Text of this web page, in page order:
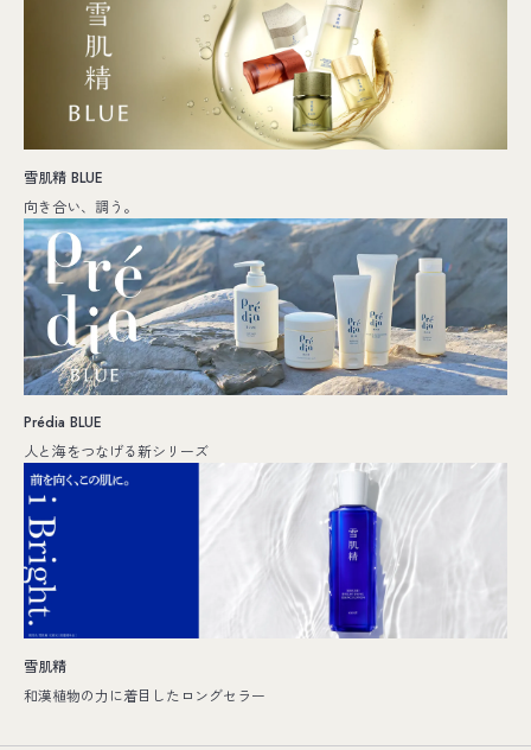
雪肌精 BLUE
向き合い、調う。
Prédia BLUE
人と海をつなげる新シリーズ
雪肌精
和漢植物の力に着目したロングセラー